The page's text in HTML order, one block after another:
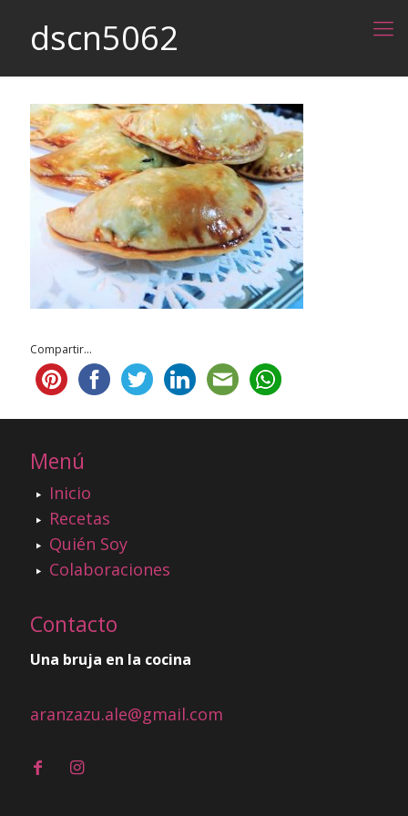
dscn5062
Compartir...
Menú
Inicio
Recetas
Quién Soy
Colaboraciones
Contacto
Una bruja en la cocina
aranzazu.ale@gmail.com